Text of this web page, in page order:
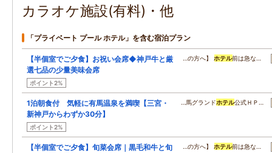
カラオケ施設(有料)・他
「プライベート プール ホテル」を含む宿泊プラン
【半個室でご夕食】お祝い会席◆神戸牛と厳
選七品の少量美味会席
ポイント2%
…の方へ】 ホテル前は急な…
1泊朝食付 気軽に有馬温泉を満喫【三宮・
新神戸からわずか30分】
ポイント2%
…馬グランドホテル公式ＨＰ…
【半個室でご夕食】旬菜会席｜黒毛和牛と旬
…の方へ】 ホテル前は急な…